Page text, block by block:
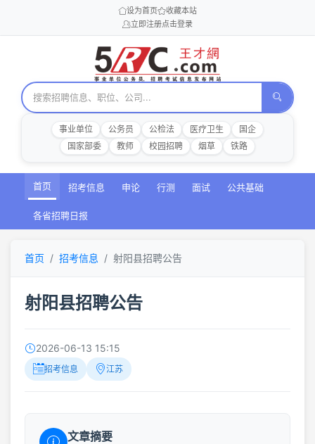
设为首页
收藏本站
立即注册点击登录
事业单位 公务员 公检法 医疗卫生
国企
国家部委
教师 校园招聘 烟草 铁路
首页 招考信息 申论 行测 面试 公共基础
各省招聘日报
首页 招考信息 射阳县招聘公告
射阳县招聘公告
2026-06-13 15:15
招考信息 江苏
文章摘要